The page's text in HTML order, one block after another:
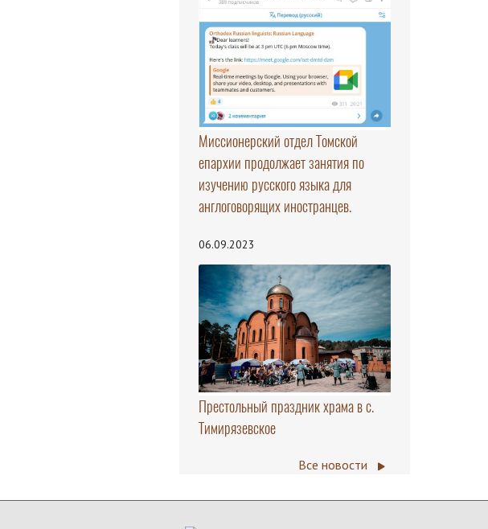
Миссионерский отдел Томской
епархии продолжает занятия по
изучению русского языка для
англоговорящих иностранцев.
06.09.2023
Престольный праздник храма в с.
Тимирязевское
Все новости